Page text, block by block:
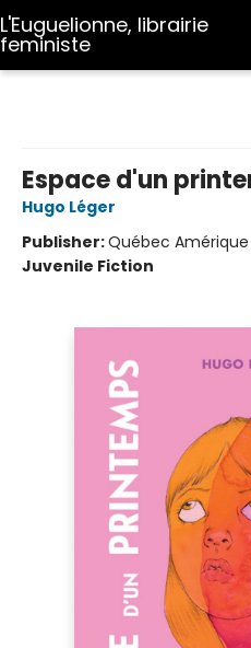
L'Euguelionne, librairie
feministe
Espace d'un
Hugo Léger
Publisher:Québec Amérique
Juvenile Fiction